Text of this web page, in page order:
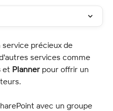
service précieux de
services comme
et Planner pour offrir un
avec un groupe